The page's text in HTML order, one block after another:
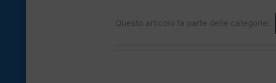
Questo articolo fa parte delle categorie: